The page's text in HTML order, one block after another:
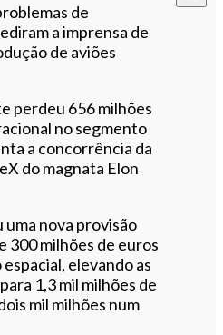
de
a imprensa de
de aviões
perdeu 656 milhões
no segmento
a concorrência da
do magnata Elon
uma nova provisão
300 milhões de euros
elevando as
1,3 mil milhões de
mil milhões num